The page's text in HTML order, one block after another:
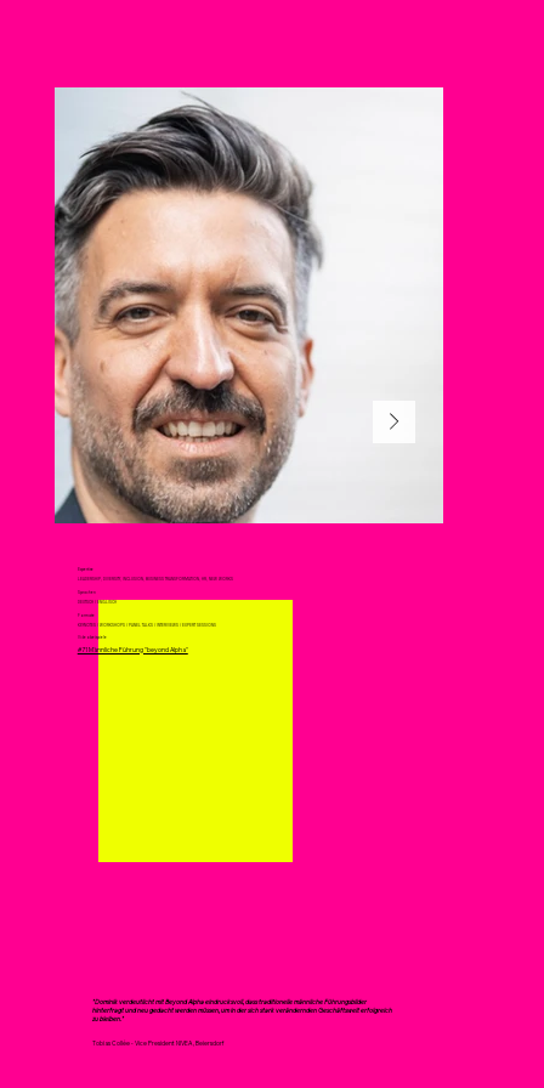
"Dominik verdeutlicht mit Beyond Alpha eindrucksvoll, dass traditionelle männliche Führungsbilder
hinterfragt und neu gedacht werden müssen, um in der sich stark verändernden Geschäftswelt erfolgreich
zu bleiben."
Tobias Collée - Vice President NIVEA , Beiersdorf
Expertise
LEADERSHIP, DIVERSITY, INCLUSION, BUSINESS TRANSFORMATION, HR, NEW WORKS
Sprachen
DEUTSCH / ENGLISCH
Formate
KEYNOTES / WORKSHOPS / PANEL TALKS / INTERVIEWS / EXPERT SESSIONS
#71 Männliche Führung "beyond Alpha"
Videobeispiele